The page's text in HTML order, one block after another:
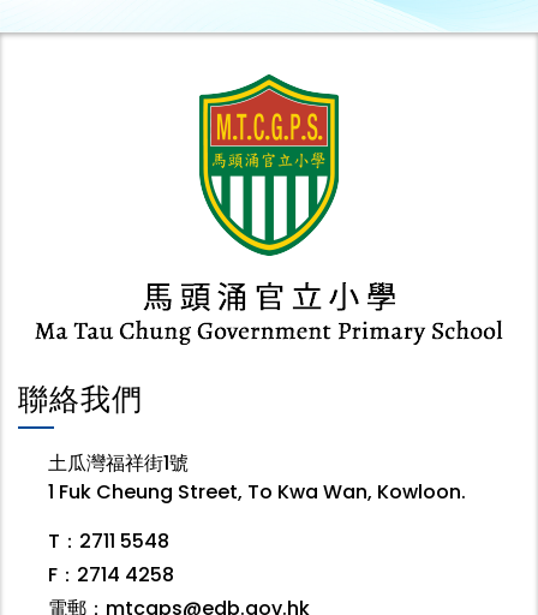
聯絡我們
土瓜灣福祥街1號
1 Fuk Cheung Street, To Kwa Wan, Kowloon.
T：2711 5548
F：2714 4258
電郵： mtcgps@edb.gov.hk